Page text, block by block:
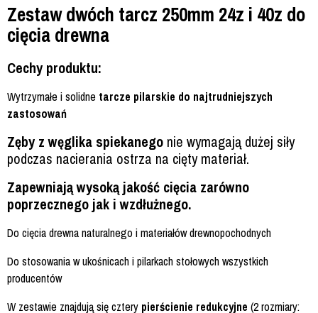
Zestaw dwóch tarcz 250mm 24z i 40z do
cięcia drewna
Cechy produktu:
Wytrzymałe i solidne tarcze pilarskie do najtrudniejszych
zastosowań
Zęby z węglika spiekanego nie wymagają dużej siły
podczas nacierania ostrza na cięty materiał.
Zapewniają wysoką jakość cięcia zarówno
poprzecznego jak i wzdłużnego.
Do cięcia drewna naturalnego i materiałów drewnopochodnych
Do stosowania w ukośnicach i pilarkach stołowych wszystkich
producentów
W zestawie znajdują się cztery pierścienie redukcyjne (2 rozmiary: